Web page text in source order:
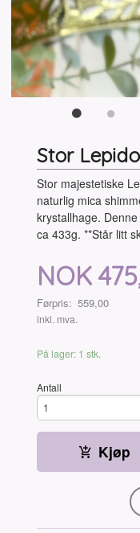
Stor
Stor majestetiske
naturlig mica
krystallhage.
ca 433g. **Står litt
Tilbud
NOK
Førpris: 559,00
Rabatt
inkl. mva.
På lager: 1 stk.
Antall
Kjøp